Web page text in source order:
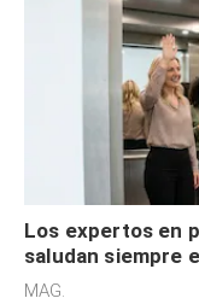
Los expertos en
saludan siempre
defensiva y
MAG.